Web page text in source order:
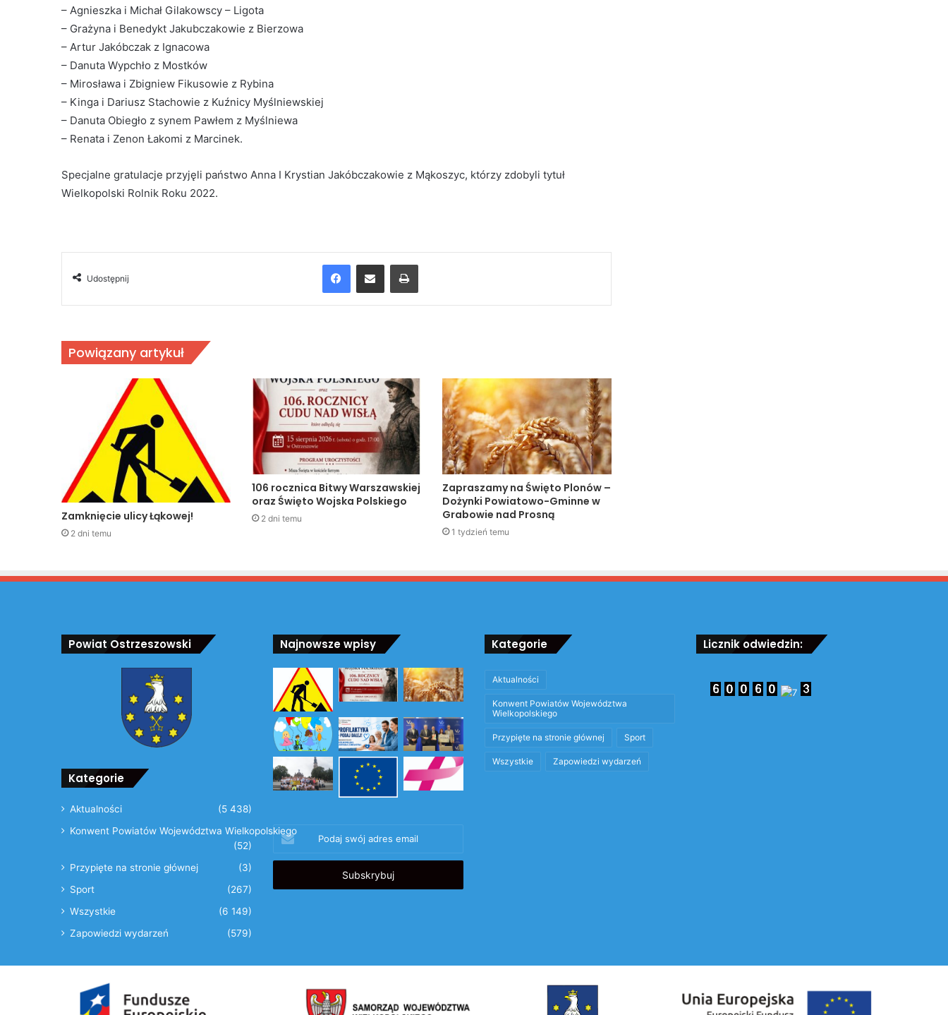
– Agnieszka i Michał Gilakowscy – Ligota
– Grażyna i Benedykt Jakubczakowie z Bierzowa
– Artur Jakóbczak z Ignacowa
– Danuta Wypchło z Mostków
– Mirosława i Zbigniew Fikusowie z Rybina
– Kinga i Dariusz Stachowie z Kuźnicy Myślniewskiej
– Danuta Obiegło z synem Pawłem z Myślniewa
– Renata i Zenon Łakomi z Marcinek.
Specjalne gratulacje przyjęli państwo Anna I Krystian Jakóbczakowie z Mąkoszyc, którzy zdobyli tytuł
Wielkopolski Rolnik Roku 2022.
Udostępnij
FacebookUdostępnij przez Email Drukuj
Powiązany artykuł
Zamknięcie ulicy Łąkowej!
2 dni temu
106 rocznica Bitwy Warszawskiej
oraz Święto Wojska Polskiego
2 dni temu
Zapraszamy na Święto Plonów –
Dożynki Powiatowo-Gminne w
Grabowie nad Prosną
1 tydzień temu
Powiat Ostrzeszowski
Kategorie
Aktualności
(5 438)
Konwent Powiatów Województwa Wielkopolskiego
(52)
Przypięte na stronie głównej
(3)
Sport
(267)
Wszystkie
(6 149)
Zapowiedzi wydarzeń
(579)
Najnowsze wpisy
Podaj
swój
adres
Kategorie
Aktualności
Konwent Powiatów Województwa
Wielkopolskiego
Przypięte na stronie głównej Sport
Wszystkie Zapowiedzi wydarzeń
Licznik odwiedzin: